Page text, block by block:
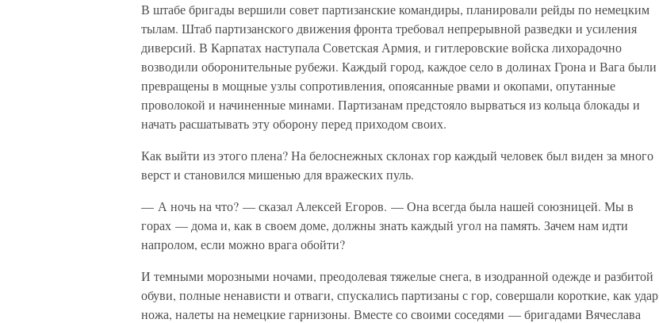
В штабе бригады вершили совет партизанские командиры, планировали рейды по немецким
тылам. Штаб партизанского движения фронта требовал непрерывной разведки и усиления
диверсий. В Карпатах наступала Советская Армия, и гитлеровские войска лихорадочно
возводили оборонительные рубежи. Каждый город, каждое село в долинах Грона и Вага были
превращены в мощные узлы сопротивления, опоясанные рвами и окопами, опутанные
проволокой и начиненные минами. Партизанам предстояло вырваться из кольца блокады и
начать расшатывать эту оборону перед приходом своих.
Как выйти из этого плена? На белоснежных склонах гор каждый человек был виден за много
верст и становился мишенью для вражеских пуль.
— А ночь на что? — сказал Алексей Егоров. — Она всегда была нашей союзницей. Мы в
горах — дома и, как в своем доме, должны знать каждый угол на память. Зачем нам идти
напролом, если можно врага обойти?
И темными морозными ночами, преодолевая тяжелые снега, в изодранной одежде и разбитой
обуви, полные ненависти и отваги, спускались партизаны с гор, совершали короткие, как удар
ножа, налеты на немецкие гарнизоны. Вместе со своими соседями — бригадами Вячеслава